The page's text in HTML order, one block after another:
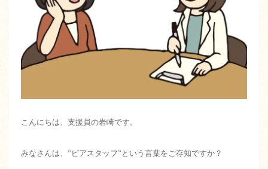
こんにちは、支援員の岩崎です。
みなさんは、”ピアスタッフ”という言葉をご存知ですか？